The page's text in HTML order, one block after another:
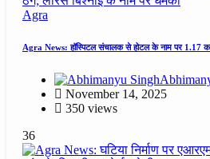
Agra
Agra News: हॉस्पिटल संचालक से होटल के नाम पर 1.17
November 14, 2025
350 views
36